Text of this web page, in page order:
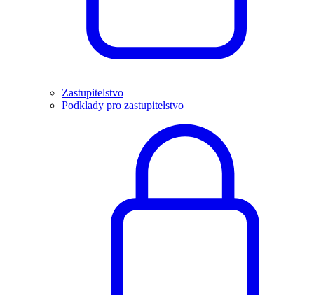
Zastupitelstvo
Podklady pro zastupitelstvo